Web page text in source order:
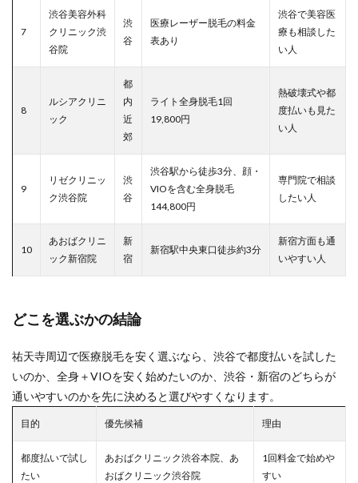
7
渋谷美容外科
クリニック渋
谷院
渋
谷
医療レーザー脱毛の料金
表あり
渋谷で美容医
療も相談した
い人
8
ルシアクリニ
ック
都
内
近
郊
ライト全身脱毛1回
19,800円
熱破壊式や都
度払いも見た
い人
9
リゼクリニッ
ク渋谷院
渋
谷
渋谷駅から徒歩3分、顔・
VIOを含む全身脱毛
144,800円
専門院で相談
したい人
10
あおばクリニ
ック新宿院
新
宿
新宿駅中央東口徒歩約3分
新宿方面も通
いやすい人
どこを選ぶかの結論
祐天寺周辺で医療脱毛を安く選ぶなら、渋谷で都度払いを試した
いのか、全身＋VIOを安く始めたいのか、渋谷・新宿のどちらが
通いやすいのかを先に決めると選びやすくなります。
目的 優先候補 理由
都度払いで試し
たい
あおばクリニック渋谷本院、あ
おばクリニック渋谷院
1回料金で始めや
すい